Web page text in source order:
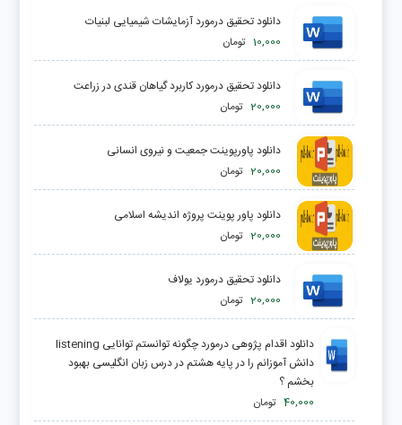
دانلود تحقیق درمورد آزمایشات شیمیایی لبنیات
10,000 تومان
دانلود تحقیق درمورد کاربرد گیاهان قندی در زراعت
20,000 تومان
دانلود پاورپوینت جمعیت و نیروی انسانی
20,000 تومان
دانلود پاور پوینت پروژه اندیشه اسلامی
20,000 تومان
دانلود تحقیق درمورد یولاف
20,000 تومان
دانلود اقدام پژوهی درمورد چگونه توانستم توانایی listening
دانش آموزانم را در پایه هشتم در درس زبان انگلیسی بهبود
بخشم ؟
40,000 تومان